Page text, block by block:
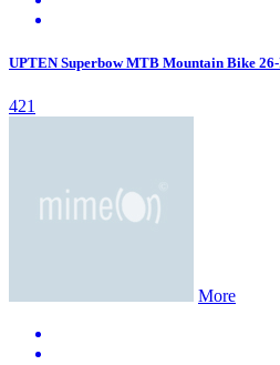
UPTEN Superbow MTB Mountain Bike
421
More